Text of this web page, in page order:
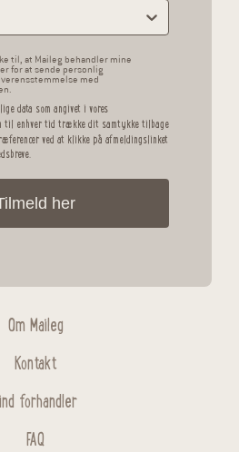
Om Maileg
Kontakt
forhandler
FAQ
til, at Maileg behandler mine
for at sende personlig
med
data som angivet i vores
til enhver tid trække dit samtykke tilbage
ved at klikke på afmeldingslinket
her